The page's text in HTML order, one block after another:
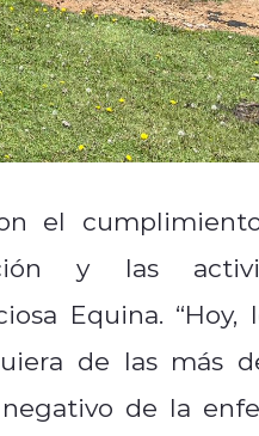
el
y las
Equina. “Hoy,
de las más
de la